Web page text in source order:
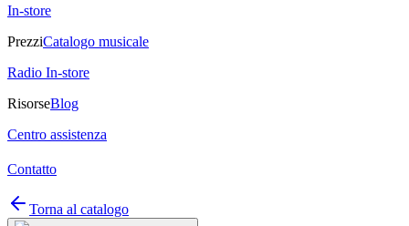
In-store
PrezziCatalogo musicale
Radio In-store
RisorseBlog
Centro assistenza
Contatto
Torna al catalogo